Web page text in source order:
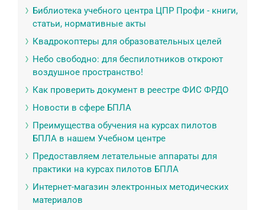
Библиотека учебного центра ЦПР Профи - книги,
статьи, нормативные акты
Квадрокоптеры для образовательных целей
Небо свободно: для беспилотников откроют
воздушное пространство!
Как проверить документ в реестре ФИС ФРДО
Новости в сфере БПЛА
Преимущества обучения на курсах пилотов
БПЛА в нашем Учебном центре
Предоставляем летательные аппараты для
практики на курсах пилотов БПЛА
Интернет-магазин электронных методических
материалов